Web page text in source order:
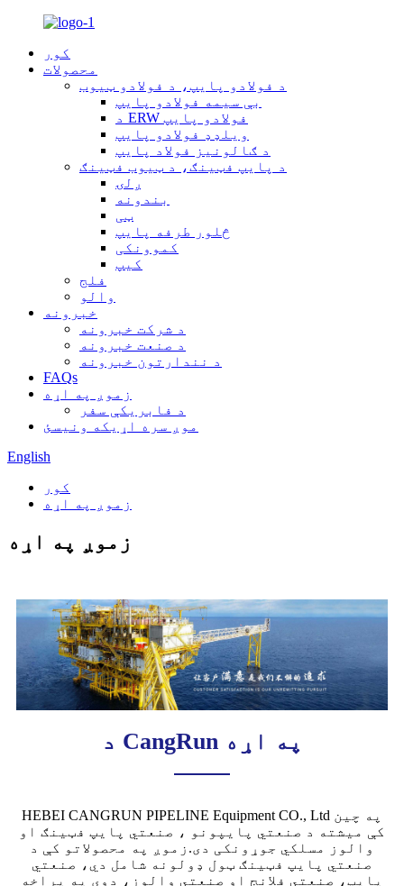
کور
محصولات
د فولادو پایپ، د فولادو ټیوب
بې سیمه فولادو پایپ
د ERW فولادو پایپ
ویلډډ فولادو پایپ
د ګالونیز فولاد پایپ
د پایپ فټینګ، د ټیوب فټینګ
ږلۍ
بندونه
ټی
څلور طرفه پایپ
کموونکی
کیپ
فلج
والو
خبرونه
د شرکت خبرونه
د صنعت خبرونه
د نندارتون خبرونه
FAQs
زموږ په اړه
د فابریکې سفر
موږ سره اړیکه ونیسئ
English
کور
زموږ په اړه
زموږ په اړه
د CangRun په اړه
HEBEI CANGRUN PIPELINE Equipment CO., Ltd په چین
کې میشته د صنعتي پایپونو ، صنعتي پایپ فټینګ او
والوز مسلکي جوړونکی دی.زموږ په محصولاتو کې د
صنعتي پایپ فټینګ ټول ډولونه شامل دي، صنعتي
پایپ، صنعتي فلانج او صنعتي والوز، دوی په پراخه